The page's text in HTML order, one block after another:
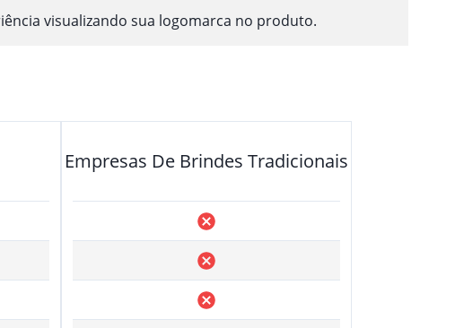
visualizando sua logomarca no produto.
Empresas De Brindes Tradicionais